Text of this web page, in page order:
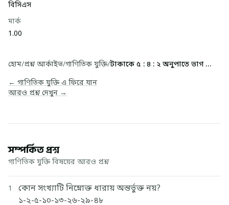
বিসিএস
মার্ক
1.00
হোম/প্রশ্ন আর্কাইভ/গাণিতিক যুক্তি/
টাকাকে ৫ : ৪ : ২ অনুপাতে ভাগ করলে, বৃহত্তম ও ক্...
← গাণিতিক যুক্তি এ ফিরে যান
আরও প্রশ্ন দেখুন →
সম্পর্কিত প্রশ্ন
গাণিতিক যুক্তি বিষয়ের আরও প্রশ্ন
1
কোন সংখ্যাটি নিম্নোক্ত ধারায় অন্তর্ভুক্ত নয়?
১-২-৫-১০-১৩-২৬-২৯-৪৮